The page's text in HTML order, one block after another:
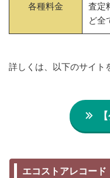
各種料金
査定
ど全
詳しくは、以下のサイト
エコストアレコード